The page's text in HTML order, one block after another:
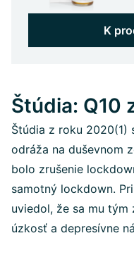
K
Štúdia: Q10
Štúdia z roku 2020(1)
odráža na duševnom
bolo zrušenie
samotný lockdown.
uviedol, že sa mu tým
úzkosť a depresívne